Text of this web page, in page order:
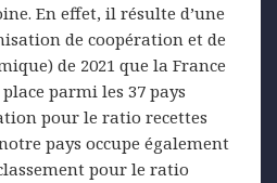
En effet, il résulte d’une
de coopération et de
de 2021 que la France
parmi les 37 pays
pour le ratio recettes
pays occupe également
pour le ratio